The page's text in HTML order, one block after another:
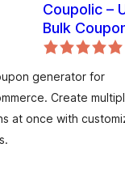
Coupolic –
Bulk
Generator
generator for
Create
at once with